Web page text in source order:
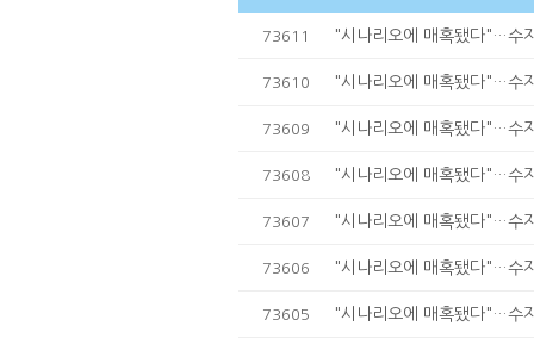
73611 "시나리오에 매혹됐다"…수
73610 "시나리오에 매혹됐다"…수
73609 "시나리오에 매혹됐다"…수
73608 "시나리오에 매혹됐다"…수
73607 "시나리오에 매혹됐다"…수
73606 "시나리오에 매혹됐다"…수
73605 "시나리오에 매혹됐다"…수